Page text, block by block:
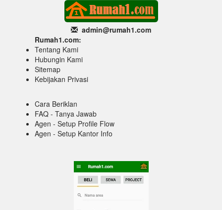
admin@rumah1.com
Rumah1.com:
Tentang Kami
Hubungin Kami
Sitemap
Kebijakan Privasi
Cara Beriklan
FAQ - Tanya Jawab
Agen - Setup Profile Flow
Agen - Setup Kantor Info